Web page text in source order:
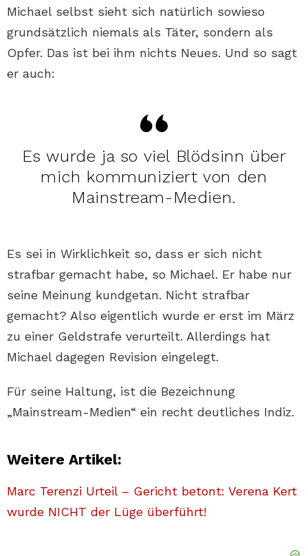
Michael selbst sieht sich natürlich sowieso
grundsätzlich niemals als Täter, sondern als
Opfer. Das ist bei ihm nichts Neues. Und so sagt
er auch:
Es wurde ja so viel Blödsinn über
mich kommuniziert von den
Mainstream-Medien.
Es sei in Wirklichkeit so, dass er sich nicht
strafbar gemacht habe, so Michael. Er habe nur
seine Meinung kundgetan. Nicht strafbar
gemacht? Also eigentlich wurde er erst im März
zu einer Geldstrafe verurteilt. Allerdings hat
Michael dagegen Revision eingelegt.
Für seine Haltung, ist die Bezeichnung
„Mainstream-Medien“ ein recht deutliches Indiz.
Weitere Artikel:
Marc Terenzi Urteil – Gericht betont: Verena Kert
wurde NICHT der Lüge überführt!